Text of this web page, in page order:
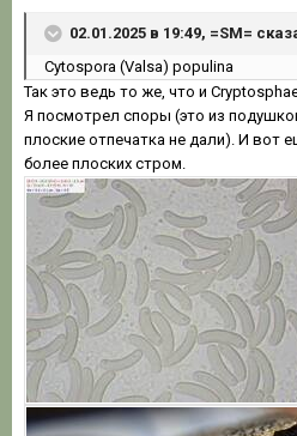
02.01.2025 в 19:49, =SM=
Cytospora (Valsa) populina
Так это ведь то же, что и
Я посмотрел споры (это из
плоские отпечатка не дали). И вот
более плоских стром.